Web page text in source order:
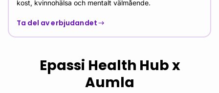
kost, kvinnohälsa och mentalt välmående.
Ta del av erbjudandet
Epassi Health Hub x
Aumla